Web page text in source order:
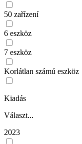
50 zařízení
6 eszköz
7 eszköz
Korlátlan számú eszköz
Kiadás
Választ...
2023